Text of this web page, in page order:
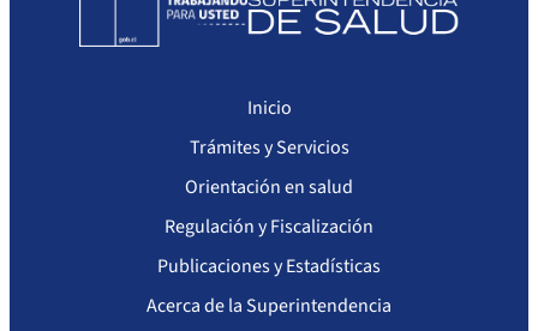
Arriendo de Bienes Inmuebles no sujetos a Ley de Compras
Inicio
Trámites y Servicios
Orientación en salud
Regulación y Fiscalización
Publicaciones y Estadísticas
Acerca de la Superintendencia